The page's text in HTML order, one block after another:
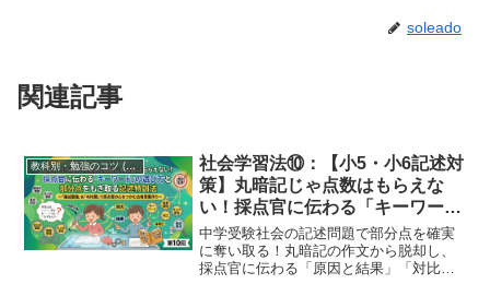
soleado
関連記事
教科別・勉強のコツ (Study Method)
社会学習法⑩：【小5・小6記述対
策】丸暗記じゃ点数はもらえな
い！採点官に伝わる「キーワー
ド」の選び方と部分点をもぎ取る
記述特訓法
中学受験社会の記述問題で部分点を確実
に奪い取る！丸暗記の作文から脱却し、
採点官に伝わる「原因と結果」「対比」